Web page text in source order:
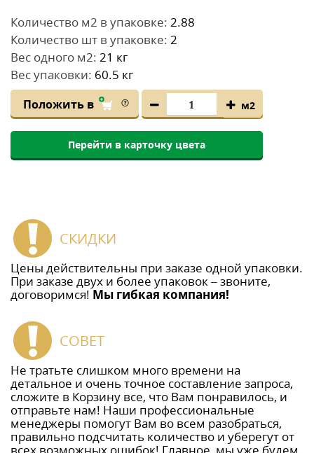
Количество м2 в упаковке: 2.88
Количество шт в упаковке: 2
Вес одного м2: 21 кг
Вес упаковки: 60.5 кг
Положить в м2
Перейти в карточку цвета
СКИДКИ
Цены действительны при заказе одной упаковки.
При заказе двух и более упаковок – звоните,
договоримся! Мы гибкая компания!
СОВЕТ
Не тратьте слишком много времени на
детальное и очень точное составление запроса,
сложите в Корзину все, что Вам понравилось, и
отправьте нам! Наши профессиональные
менеджеры помогут Вам во всем разобраться,
правильно подсчитать количество и уберегут от